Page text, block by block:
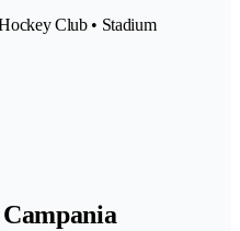
Club • Stadium